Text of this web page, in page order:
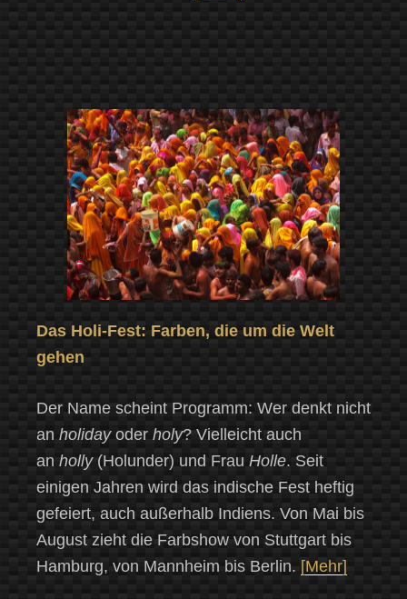
Das Holi-Fest: Farben, die um die Welt
gehen
Der Name scheint Programm: Wer denkt nicht
an holiday oder holy? Vielleicht auch
an holly(Holunder) und Frau Holle. Seit
einigen Jahren wird das indische Fest heftig
gefeiert, auch außerhalb Indiens. Von Mai bis
August zieht die Farbshow von Stuttgart bis
Hamburg, von Mannheim bis Berlin. [Mehr]